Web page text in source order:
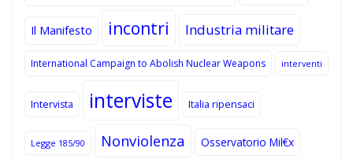
Il Manifesto incontri Industria militare
International Campaign to Abolish Nuclear Weapons interventi
Intervista interviste Italia ripensaci
Legge 185/90 Nonviolenza Osservatorio Mil€x